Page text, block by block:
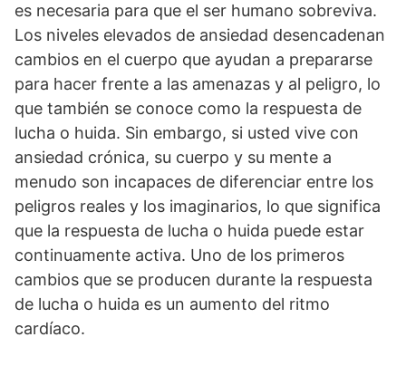
es necesaria para que el ser humano sobreviva.
Los niveles elevados de ansiedad desencadenan
cambios en el cuerpo que ayudan a prepararse
para hacer frente a las amenazas y al peligro, lo
que también se conoce como la respuesta de
lucha o huida. Sin embargo, si usted vive con
ansiedad crónica, su cuerpo y su mente a
menudo son incapaces de diferenciar entre los
peligros reales y los imaginarios, lo que significa
que la respuesta de lucha o huida puede estar
continuamente activa. Uno de los primeros
cambios que se producen durante la respuesta
de lucha o huida es un aumento del ritmo
cardíaco.